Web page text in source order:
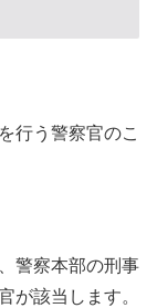
行う警察官のこ
警察本部の刑事
が該当します。